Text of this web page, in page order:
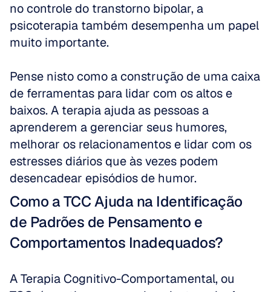
no controle do transtorno bipolar, a
psicoterapia também desempenha um papel
muito importante.
Pense nisto como a construção de uma caixa
de ferramentas para lidar com os altos e
baixos. A terapia ajuda as pessoas a
aprenderem a gerenciar seus humores,
melhorar os relacionamentos e lidar com os
estresses diários que às vezes podem
desencadear episódios de humor.
Como a TCC Ajuda na Identificação
de Padrões de Pensamento e
Comportamentos Inadequados?
A Terapia Cognitivo-Comportamental, ou